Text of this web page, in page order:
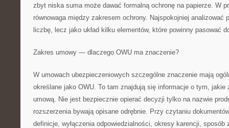
zbyt niska suma może dawać formalną ochronę na papierze. W
równowaga między zakresem ochrony. Najspokojniej analizować
liczbę, lecz jako układ kilku elementów, które powinny pasować
Zakres umowy — dlaczego OWU ma znaczenie?
W umowach ubezpieczeniowych szczególne znaczenie mają
określane jako OWU. To tam znajdują się informacje o tym, jakie
umową. Nie jest bezpiecznie opierać decyzji tylko na nazwie
rozszerzenia bywają opisane odrębnie. Przy czytaniu
definicje, wyłączenia odpowiedzialności, okresy karencji, sposób